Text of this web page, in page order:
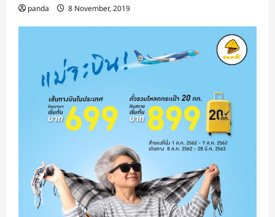
panda 8 November, 2019